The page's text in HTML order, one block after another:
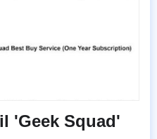
'Geek Squad'